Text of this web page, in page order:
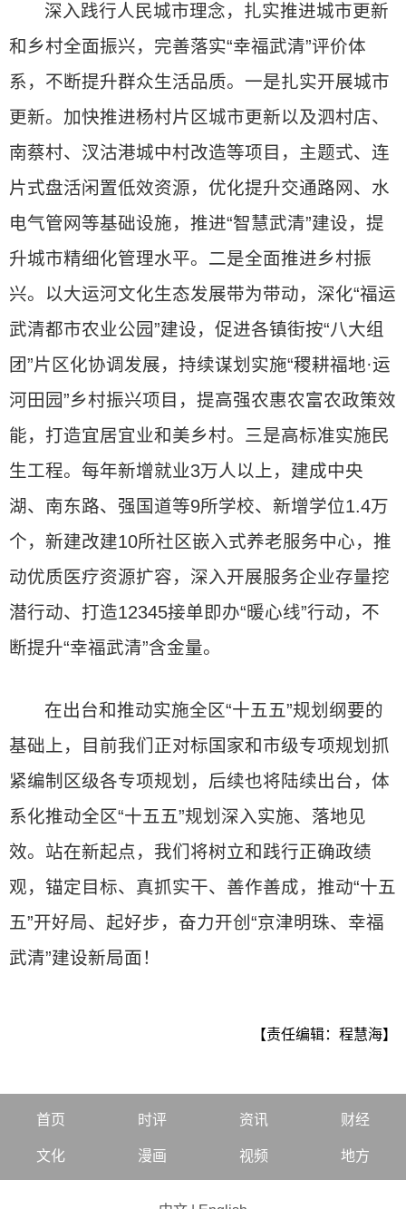
深入践行人民城市理念，扎实推进城市更新
和乡村全面振兴，完善落实“幸福武清”评价体
系，不断提升群众生活品质。一是扎实开展城市
更新。加快推进杨村片区城市更新以及泗村店、
南蔡村、汊沽港城中村改造等项目，主题式、连
片式盘活闲置低效资源，优化提升交通路网、水
电气管网等基础设施，推进“智慧武清”建设，提
升城市精细化管理水平。二是全面推进乡村振
兴。以大运河文化生态发展带为带动，深化“福运
武清都市农业公园”建设，促进各镇街按“八大组
团”片区化协调发展，持续谋划实施“稷耕福地·运
河田园”乡村振兴项目，提高强农惠农富农政策效
能，打造宜居宜业和美乡村。三是高标准实施民
生工程。每年新增就业3万人以上，建成中央
湖、南东路、强国道等9所学校、新增学位1.4万
个，新建改建10所社区嵌入式养老服务中心，推
动优质医疗资源扩容，深入开展服务企业存量挖
潜行动、打造12345接单即办“暖心线”行动，不
断提升“幸福武清”含金量。
在出台和推动实施全区“十五五”规划纲要的
基础上，目前我们正对标国家和市级专项规划抓
紧编制区级各专项规划，后续也将陆续出台，体
系化推动全区“十五五”规划深入实施、落地见
效。站在新起点，我们将树立和践行正确政绩
观，锚定目标、真抓实干、善作善成，推动“十五
五”开好局、起好步，奋力开创“京津明珠、幸福
武清”建设新局面！
【责任编辑：程慧海】
首页 时评 资讯 财经
文化 漫画 视频 地方